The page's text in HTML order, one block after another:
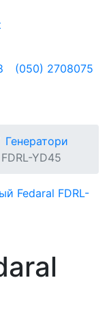
(050) 2708075
Генератори
YD45